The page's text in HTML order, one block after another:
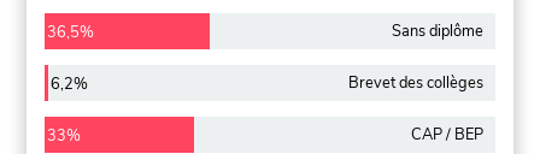
36,5% Sans diplôme
6,2% Brevet des collèges
33% CAP / BEP